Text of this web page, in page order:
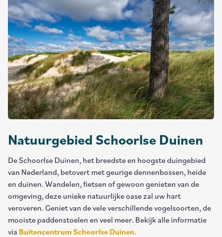
Natuurgebied Schoorlse Duinen
De Schoorlse Duinen, het breedste en hoogste duingebied
van Nederland, betovert met geurige dennenbossen, heide
en duinen. Wandelen, fietsen of gewoon genieten van de
omgeving, deze unieke natuurlijke oase zal uw hart
veroveren. Geniet van de vele verschillende vogelsoorten, de
mooiste paddenstoelen en veel meer. Bekijk alle informatie
via Buitencentrum Schoorlse Duinen.